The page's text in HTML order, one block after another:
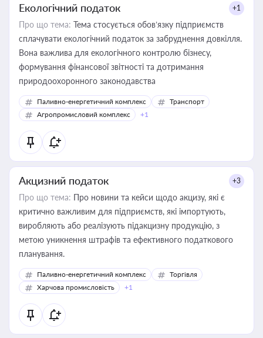
Екологічний податок +1
Про що тема: Тема стосується обов’язку підприємств
сплачувати екологічний податок за забруднення довкілля.
Вона важлива для екологічного контролю бізнесу,
формування фінансової звітності та дотримання
природоохоронного законодавства
Паливно-енергетичний комплекс
Транспорт
Агропромисловий комплекс
+1
Акцизний податок +3
Про що тема: Про новини та кейси щодо акцизу, які є
критично важливим для підприємств, які імпортують,
виробляють або реалізують підакцизну продукцію, з
метою уникнення штрафів та ефективного податкового
планування.
Паливно-енергетичний комплекс
Торгівля
Харчова промисловість
+1